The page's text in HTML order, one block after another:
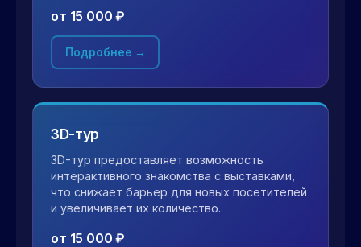
от 15 000 ₽
Подробнее →
3D-тур
3D-тур предоставляет возможность
интерактивного знакомства с выставками,
что снижает барьер для новых посетителей
и увеличивает их количество.
от 15 000 ₽